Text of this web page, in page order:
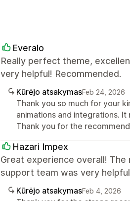
Everalo
Really perfect theme,
very helpful! Recommended.
Kūrėjo atsakymasFeb 24, 2026
Thank you so much for your
animations and integrations.
Thank you for the
Hazari Impex
Great experience overall!
support team was very helpful
Kūrėjo atsakymasFeb 4, 2026